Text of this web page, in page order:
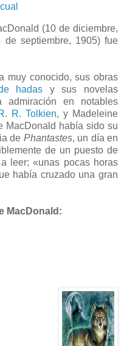
(10 de diciembre,
de septiembre, 1905) fue
muy conocido, sus obras
hadas y sus novelas
admiración en notables
R. Tolkien, y Madeleine
MacDonald había sido su
de Phantastes, un día en
de un puesto de
leer; «unas pocas horas
había cruzado una gran
MacDonald: